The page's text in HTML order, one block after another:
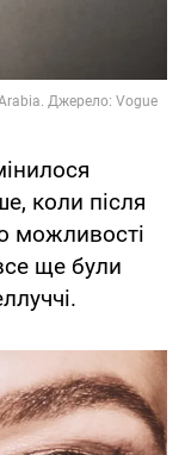
коли після
можливості
ще були